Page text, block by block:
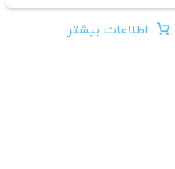
اطلاعات بیشتر